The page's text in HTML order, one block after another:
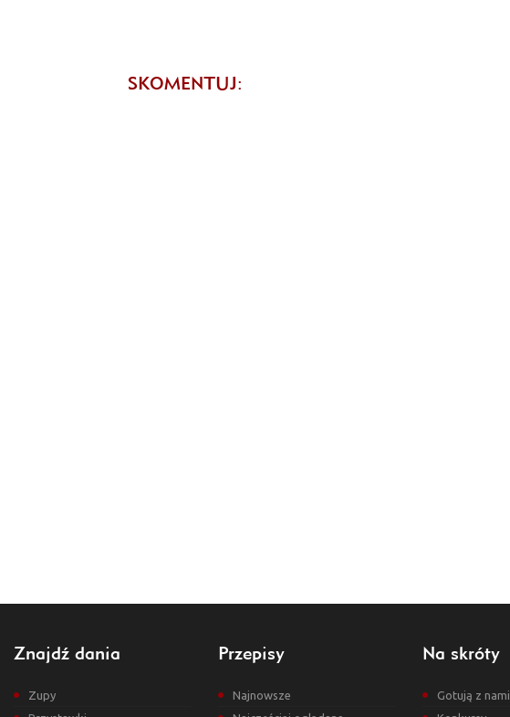
SKOMENTUJ:
Znajdź dania
Zupy
Przepisy
Najnowsze
Na skróty
Gotują z nami